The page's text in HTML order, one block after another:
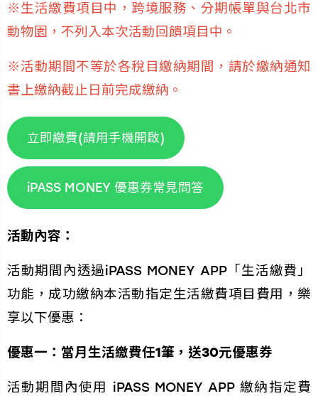
※生活繳費項目中，跨境服務、分期帳單與台北市
動物園，不列入本次活動回饋項目中。
※活動期間不等於各稅目繳納期間，請於繳納通知
書上繳納截止日前完成繳納。
立即繳費(請用手機開啟)
iPASS MONEY 優惠券常見問答
活動內容：
活動期間內透過iPASS MONEY APP「生活繳費」
功能，成功繳納本活動指定生活繳費項目費用，樂
享以下優惠：
優惠一：當月生活繳費任1筆，送30元優惠券
活動期間內使用 iPASS MONEY APP 繳納指定費